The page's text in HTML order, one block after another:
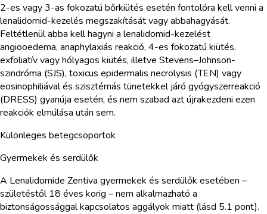
2-es vagy 3-as fokozatú bőrkiütés esetén fontolóra kell venni a
lenalidomid-kezelés megszakítását vagy abbahagyását.
Feltétlenül abba kell hagyni a lenalidomid-kezelést
angiooedema, anaphylaxiás reakció, 4-es fokozatú kiütés,
exfoliatív vagy hólyagos kiütés, illetve Stevens–Johnson-
szindróma (SJS), toxicus epidermalis necrolysis (TEN) vagy
eosinophiliával és szisztémás tünetekkel járó gyógyszerreakció
(DRESS) gyanúja esetén, és nem szabad azt újrakezdeni ezen
reakciók elmúlása után sem.
Különleges betegcsoportok
Gyermekek és serdülők
A Lenalidomide Zentiva gyermekek és serdülők esetében –
születéstől 18 éves korig – nem alkalmazható a
biztonságossággal kapcsolatos aggályok miatt (lásd 5.1 pont).